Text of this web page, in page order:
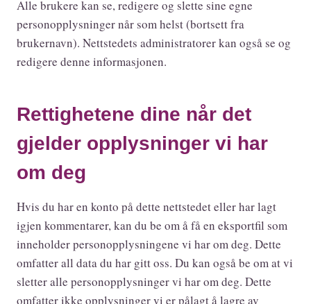
Alle brukere kan se, redigere og slette sine egne
personopplysninger når som helst (bortsett fra
brukernavn). Nettstedets administratorer kan også se og
redigere denne informasjonen.
Rettighetene dine når det
gjelder opplysninger vi har
om deg
Hvis du har en konto på dette nettstedet eller har lagt
igjen kommentarer, kan du be om å få en eksportfil som
inneholder personopplysningene vi har om deg. Dette
omfatter all data du har gitt oss. Du kan også be om at vi
sletter alle personopplysninger vi har om deg. Dette
omfatter ikke opplysninger vi er pålagt å lagre av